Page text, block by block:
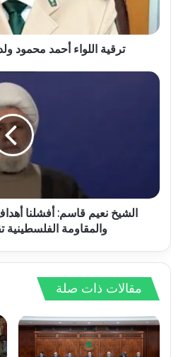
ترقية اللواء أحمد محمود
الشيخ نعيم قاسم: أفشلنا
والمقاومة الفلسطينية
مقالات ذات صلة